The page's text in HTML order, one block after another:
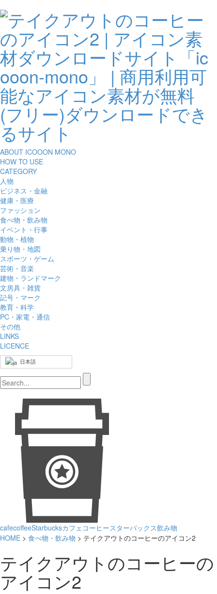
ABOUT ICOOON MONO
HOW TO USE
CATEGORY
人物
ビジネス・金融
健康・医療
ファッション
食べ物・飲み物
イベント・行事
動物・植物
乗り物・地図
スポーツ・ゲーム
芸術・音楽
建物・ランドマーク
文房具・雑貨
記号・マーク
教育・科学
PC・家電・通信
その他
LINKS
LICENCE
日本語
cafecoffeeStarbucksカフェ コーヒースターバックス飲み物
HOME > 食べ物・飲み物 > テイクアウトのコーヒーのアイコン2
テイクアウトのコーヒーの
アイコン2